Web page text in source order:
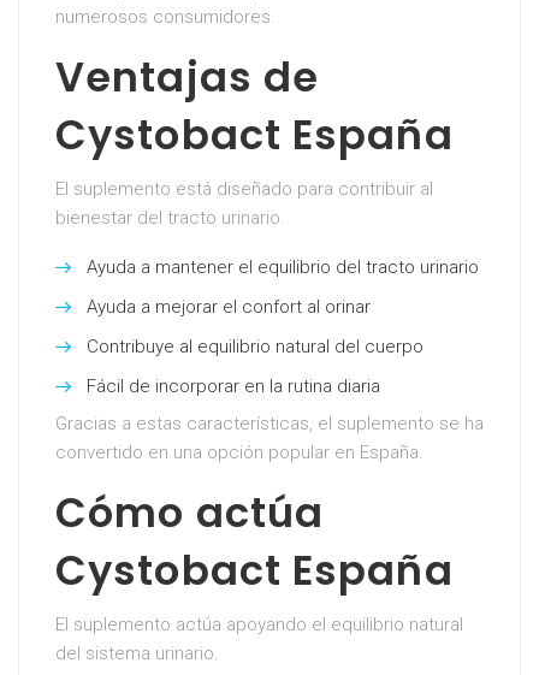
numerosos consumidores.
Ventajas de
Cystobact España
El suplemento está diseñado para contribuir al
bienestar del tracto urinario.
Ayuda a mantener el equilibrio del tracto urinario
Ayuda a mejorar el confort al orinar
Contribuye al equilibrio natural del cuerpo
Fácil de incorporar en la rutina diaria
Gracias a estas características, el suplemento se ha
convertido en una opción popular en España.
Cómo actúa
Cystobact España
El suplemento actúa apoyando el equilibrio natural
del sistema urinario.